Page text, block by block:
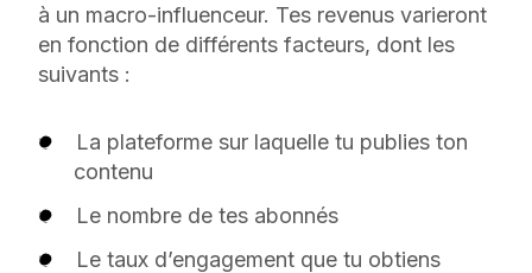
à un macro-influenceur. Tes revenus varieront
en fonction de différents facteurs, dont les
suivants :
La plateforme sur laquelle tu publies ton
contenu
Le nombre de tes abonnés
Le taux d’engagement que tu obtiens